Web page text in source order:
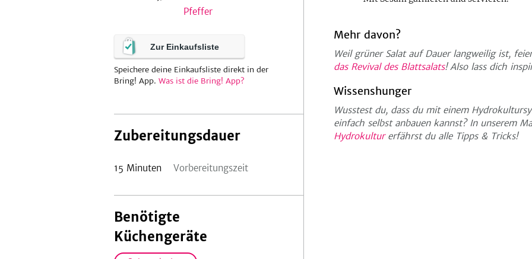
Pfeffer
Zur Einkaufsliste
Speichere deine Einkaufsliste direkt in der
Bring! App. Was ist die Bring! App?
Zubereitungsdauer
15 Minuten Vorbereitungszeit
Benötigte
Küchengeräte
Mehr davon?
Weil grüner Salat auf Dauer langweilig ist,
das Revival des Blattsalats! Also lass dich
Wissenshunger
Wusstest du, dass du mit einem
einfach selbst anbauen kannst? In unserem
Hydrokulturerfährst du alle Tipps & Tricks!